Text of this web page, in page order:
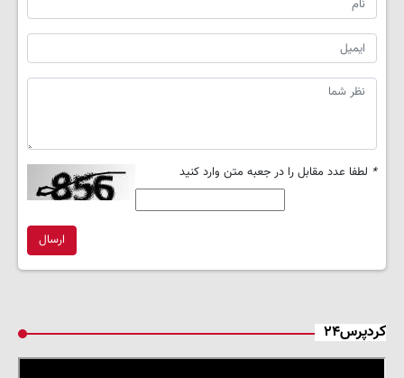
* لطفا عدد مقابل را در جعبه متن وارد کنید
ارسال
کردپرس۲۴